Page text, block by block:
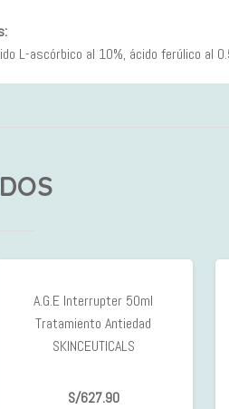
L-ascórbico al 10%, ácido ferúlico al
A.G.E Interrupter 50ml
Tratamiento Antiedad
SKINCEUTICALS
S/627.90